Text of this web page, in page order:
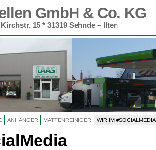
GmbH & Co. KG
15 * 31319 Sehnde – Ilten
ANHÄNGER MATTENREINIGER WIR IM #SOCIALMEDIA